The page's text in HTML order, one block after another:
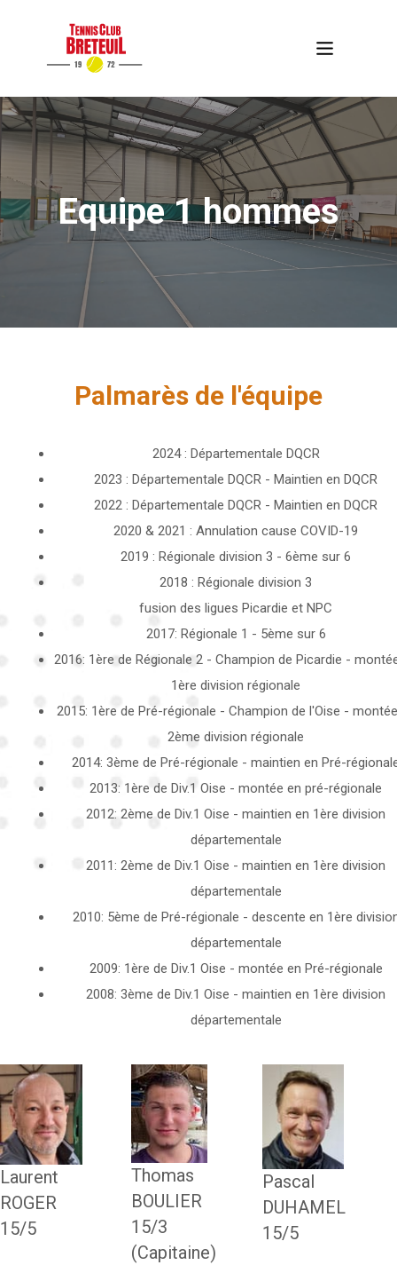
Equipe 1 hommes
Palmarès de l'équipe
2024 : Départementale DQCR
2023 : Départementale DQCR - Maintien en DQCR
2022 : Départementale DQCR - Maintien en DQCR
2020 & 2021 : Annulation cause COVID-19
2019 : Régionale division 3 - 6ème sur 6
2018 : Régionale division 3
fusion des ligues Picardie et NPC
2017: Régionale 1 - 5ème sur 6
2016: 1ère de Régionale 2 - Champion de Picardie -
1ère division régionale
2015: 1ère de Pré-régionale - Champion de l'Oise -
2ème division régionale
2014: 3ème de Pré-régionale - maintien en Pré-
2013: 1ère de Div.1 Oise - montée en pré-régionale
2012: 2ème de Div.1 Oise - maintien en 1ère division
départementale
2011: 2ème de Div.1 Oise - maintien en 1ère division
départementale
2010: 5ème de Pré-régionale - descente en 1ère
départementale
2009: 1ère de Div.1 Oise - montée en Pré-régionale
2008: 3ème de Div.1 Oise - maintien en 1ère division
départementale
Laurent
ROGER
15/5
Thomas
BOULIER
15/3
(Capitaine)
Pascal
DUHAMEL
15/5